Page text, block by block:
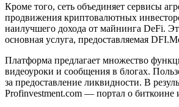
Кроме того, сеть объединяет сервисы
продвижения криптовалютных
наилучшего дохода от майнинга DeFi.
основная услуга, предоставляемая
Платформа предлагает множество
видеоуроки и сообщения в блогах.
за предоставление ликвидности. В
Profinvestment.com — портал о